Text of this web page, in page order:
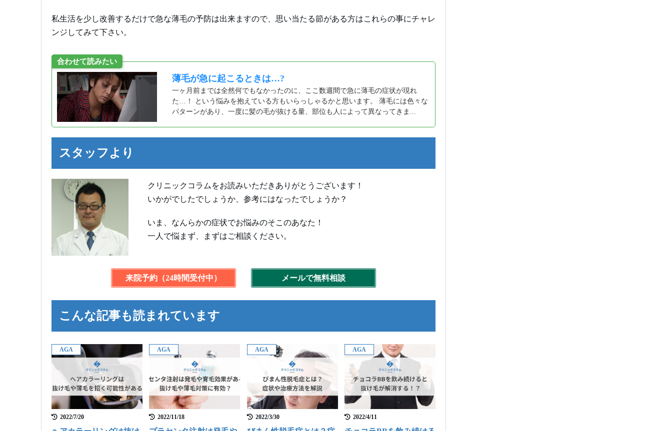
私生活を少し改善するだけで急な薄毛の予防は出来ますので、思い当たる節がある方はこれらの事にチャレ
ンジしてみて下さい。
合わせて読みたい
薄毛が急に起こるときは…?
一ヶ月前までは全然何でもなかったのに、ここ数週間で急に薄毛の症状が現れ
た…！ という悩みを抱えている方もいらっしゃるかと思います。 薄毛には色々な
パターンがあり、一度に髪の毛が抜ける量、部位も人によって異なってきま...
スタッフより
クリニックコラムをお読みいただきありがとうございます！
いかがでしたでしょうか、参考にはなったでしょうか？
いま、なんらかの症状でお悩みのそこのあなた！
一人で悩まず、まずはご相談ください。
来院予約（24時間受付中） メールで無料相談
こんな記事も読まれています
AGA
2022/7/20
AGA
2022/11/18
AGA
2022/3/30
AGA
2022/4/11